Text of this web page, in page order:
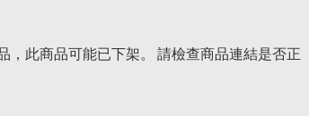
，此商品可能已下架。 請檢查商品連結是否正